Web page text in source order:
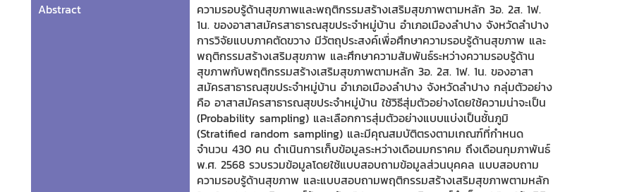
Abstract
ความรอบรู้ด้านสุขภาพและพฤติกรรมสร้างเสริมสุขภาพตามหลัก 3อ. 2ส. 1ฟ.
1น. ของอาสาสมัครสาธารณสุขประจำหมู่บ้าน อำเภอเมืองลำปาง จังหวัดลำปาง
การวิจัยแบบภาคตัดขวาง มีวัตถุประสงค์เพื่อศึกษาความรอบรู้ด้านสุขภาพ และ
พฤติกรรมสร้างเสริมสุขภาพ และศึกษาความสัมพันธ์ระหว่างความรอบรู้ด้าน
สุขภาพกับพฤติกรรมสร้างเสริมสุขภาพตามหลัก 3อ. 2ส. 1ฟ. 1น. ของอาสา
สมัครสาธารณสุขประจำหมู่บ้าน อำเภอเมืองลำปาง จังหวัดลำปาง กลุ่มตัวอย่าง
คือ อาสาสมัครสาธารณสุขประจำหมู่บ้าน ใช้วิธีสุ่มตัวอย่างโดยใช้ความน่าจะเป็น
(Probability sampling) และเลือกการสุ่มตัวอย่างแบบแบ่งเป็นชั้นภูมิ
(Stratified random sampling) และมีคุณสมบัติตรงตามเกณฑ์ที่กำหนด
จำนวน 430 คน ดำเนินการเก็บข้อมูลระหว่างเดือนมกราคม ถึงเดือนกุมภาพันธ์
พ.ศ. 2568 รวบรวมข้อมูลโดยใช้แบบสอบถามข้อมูลส่วนบุคคล แบบสอบถาม
ความรอบรู้ด้านสุขภาพ และแบบสอบถามพฤติกรรมสร้างเสริมสุขภาพตามหลัก